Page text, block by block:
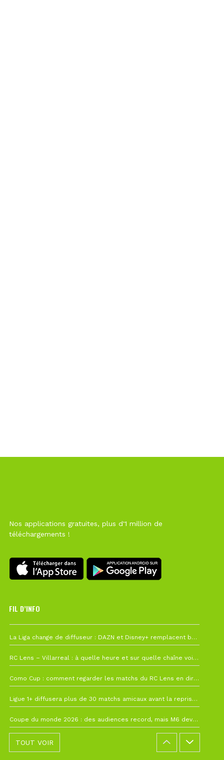
Nos applications gratuites, plus d'1 million de
téléchargements !
FIL D’INFO
La Liga change de diffuseur : DAZN et Disney+ remplacent beIN Sports !
RC Lens – Villarreal : à quelle heure et sur quelle chaîne voir la finale de la Como Cup ?
Como Cup : comment regarder les matchs du RC Lens en direct ?
Ligue 1+ diffusera plus de 30 matchs amicaux avant la reprise de la Ligue 1
Coupe du monde 2026 : des audiences record, mais M6 devrait perdre très gros !
TOUT VOIR